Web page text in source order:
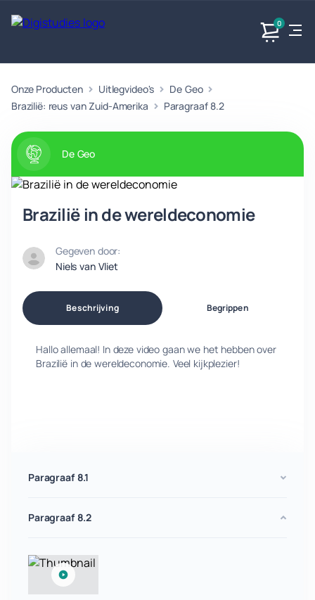
0
Exacte
vakken
Geen
vakken.
Taalvakken
vakken.
Maatschappijvakken
Geen vakken.
Onze Producten Uitlegvideo's
De Geo
Brazilië: reus van Zuid-Amerika
Paragraaf 8.2
De Geo
Brazilië in de wereldeconomie
Gegeven door:
Niels van Vliet
Beschrijving Begrippen
Hallo allemaal! In deze video gaan we het hebben over
Brazilië in de wereldeconomie. Veel kijkplezier!
Paragraaf 8.1
Paragraaf 8.2